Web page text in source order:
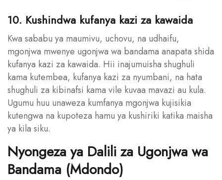
10. Kushindwa kufanya kazi za kawaida
Kwa sababu ya maumivu, uchovu, na udhaifu,
mgonjwa mwenye ugonjwa wa bandama anapata shida
kufanya kazi za kawaida. Hii inajumuisha shughuli
kama kutembea, kufanya kazi za nyumbani, na hata
shughuli za kibinafsi kama vile kuvaa mavazi au kula.
Ugumu huu unaweza kumfanya mgonjwa kujisikia
kutengwa na kupoteza hamu ya kushiriki katika maisha
ya kila siku.
Nyongeza ya Dalili za Ugonjwa wa
Bandama (Mdondo)